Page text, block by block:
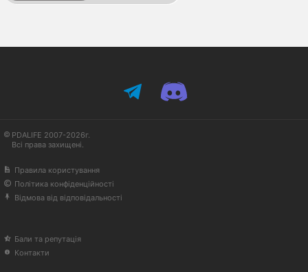
PDALIFE 2007-2026г.
Всі права захищені.
Правила користування
Політика конфіденційності
Відмова від відповідальності
Бали та репутація
Контакти